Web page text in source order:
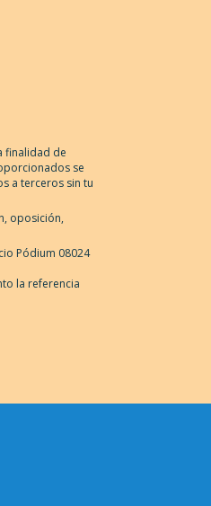
finalidad de
se
a terceros sin tu
oposición,
Pódium 08024
la referencia